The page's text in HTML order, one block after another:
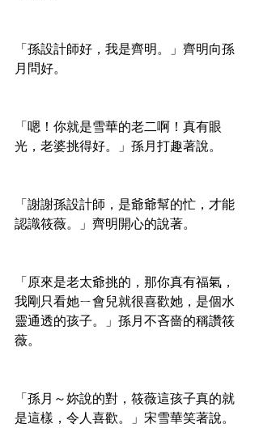
「孫設計師好，我是齊明。」齊明向孫
月問好。
「嗯！你就是雪華的老二啊！真有眼
光，老婆挑得好。」孫月打趣著說。
「謝謝孫設計師，是爺爺幫的忙，才能
認識筱薇。」齊明開心的說著。
「原來是老太爺挑的，那你真有福氣，
我剛只看她ㄧ會兒就很喜歡她，是個水
靈通透的孩子。」孫月不吝嗇的稱讚筱
薇。
「孫月～妳說的對，筱薇這孩子真的就
是這樣，令人喜歡。」宋雪華笑著說。